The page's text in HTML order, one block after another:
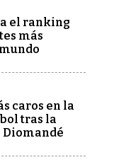
el ranking
más
caros en la
tras la
Diomandé